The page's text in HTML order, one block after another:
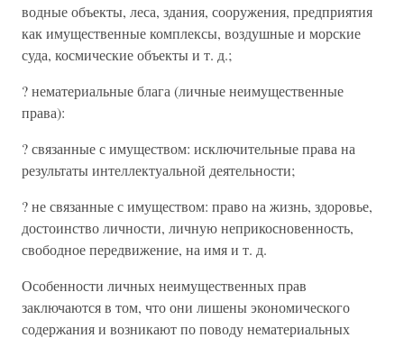
водные объекты, леса, здания, сооружения, предприятия
как имущественные комплексы, воздушные и морские
суда, космические объекты и т. д.;
? нематериальные блага (личные неимущественные
права):
? связанные с имуществом: исключительные права на
результаты интеллектуальной деятельности;
? не связанные с имуществом: право на жизнь, здоровье,
достоинство личности, личную неприкосновенность,
свободное передвижение, на имя и т. д.
Особенности личных неимущественных прав
заключаются в том, что они лишены экономического
содержания и возникают по поводу нематериальных